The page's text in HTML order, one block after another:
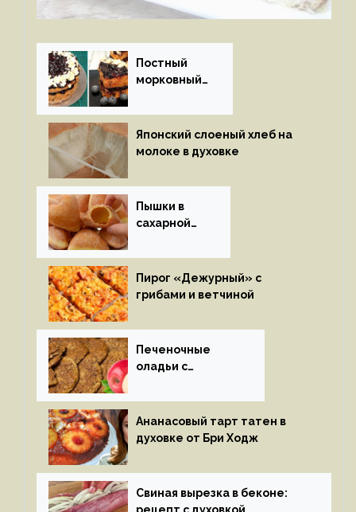
Постный
морковный
Японский слоеный хлеб на
молоке в духовке
Пышки в
сахарной
Пирог «Дежурный» с
грибами и ветчиной
Печеночные
оладьи с
Ананасовый тарт татен в
духовке от Бри Ходж
Свиная вырезка в беконе: